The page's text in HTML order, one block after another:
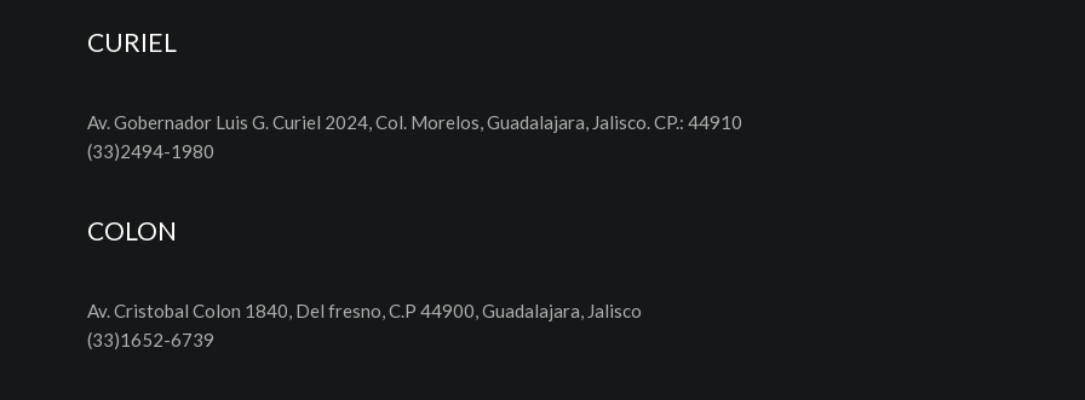
CURIEL
Av. Gobernador Luis G. Curiel 2024, Col. Morelos, Guadalajara, Jalisco. CP.: 44910
(33)2494-1980
COLON
Av. Cristobal Colon 1840, Del fresno, C.P 44900, Guadalajara, Jalisco
(33)1652-6739